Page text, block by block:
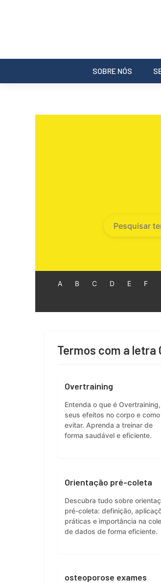
SOBRE NÓS
A B C D E F
Termos com a letra
Overtraining
Entenda o que é Overtraining,
seus efeitos no corpo e como
evitar. Aprenda a treinar de
forma saudável e eficiente.
Orientação pré-coleta
Descubra tudo sobre
pré-coleta: definição,
práticas e importância na
de dados de forma eficiente.
osteoporose exames